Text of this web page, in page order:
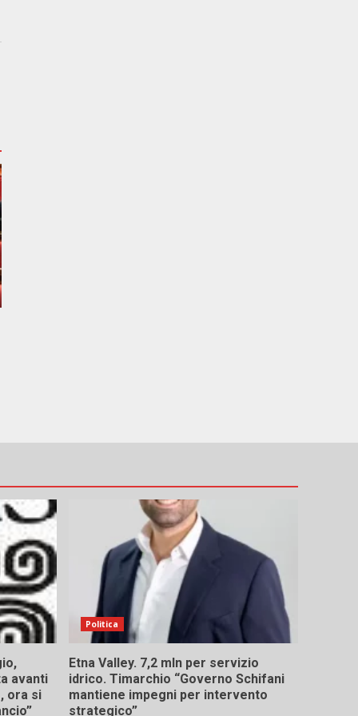
avanti
ora si
Politica
Etna Valley. 7,2 mln per servizio
idrico. Timarchio “Governo Schifani
mantiene impegni per intervento
strategico”